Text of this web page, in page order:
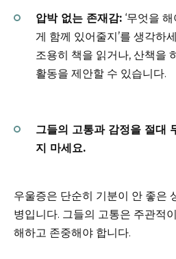
압박 없는 존재감: ‘무엇을
게 함께 있어줄지’를 생각하
조용히 책을 읽거나, 산책을
활동을 제안할 수 있습니다.
그들의 고통과 감정을 절대
지 마세요.
우울증은 단순히 기분이 안 좋은
병입니다. 그들의 고통은 주관적
해하고 존중해야 합니다.